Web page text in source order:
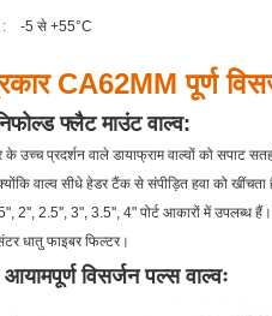
: -5 से +55°C
CA62MM पूर्ण
फ्लैट माउंट वाल्व:
उच्च प्रदर्शन वाले डायाफ्राम वाल्वों को सपाट
वाल्व सीधे हेडर टैंक से संपीड़ित हवा को खींचता
2'', 2.5'', 3", 3.5'', 4" पोर्ट आकारों में उपलब्ध
धातु फाइबर फिल्टर।
पूर्ण विसर्जन पल्स वाल्वः